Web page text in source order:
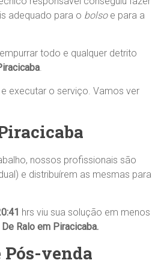
adequado para o bolsoe para a
todo e qualquer detrito
.
executar o serviço. Vamos ver
nossos profissionais são
e distribuírem as mesmas para
hrs viu sua solução em menos
Ralo em Piracicaba.
venda